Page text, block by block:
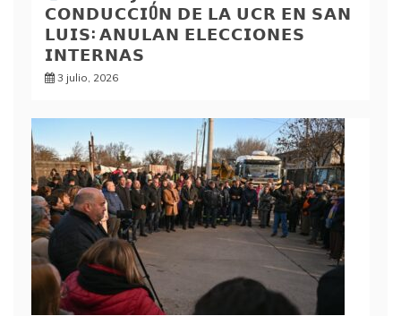
𝗖𝗢𝗡𝗗𝗨𝗖𝗖𝗜Ó𝗡 𝗗𝗘 𝗟𝗔 𝗨𝗖𝗥 𝗘𝗡 𝗦𝗔𝗡
𝗟𝗨𝗜𝗦: 𝗔𝗡𝗨𝗟𝗔𝗡 𝗘𝗟𝗘𝗖𝗖𝗜𝗢𝗡𝗘𝗦
𝗜𝗡𝗧𝗘𝗥𝗡𝗔𝗦
3 julio, 2026